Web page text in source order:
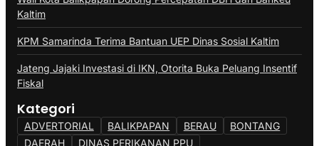
Kaltim
KPM Samarinda Terima Bantuan UEP Dinas Sosial Kaltim
Jateng Jajaki Investasi di IKN, Otorita Buka Peluang Insentif
Fiskal
Kategori
ADVERTORIAL BALIKPAPAN BERAU
BONTANG
DAERAH
DINAS PERIKANAN PPU